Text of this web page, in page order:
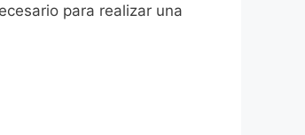
para realizar una